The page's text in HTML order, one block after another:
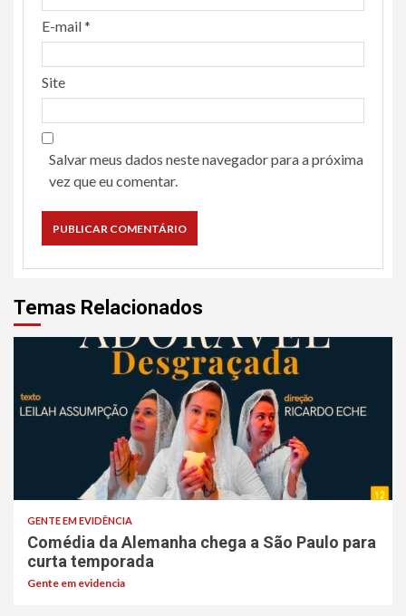
E-mail*
Site
Salvar meus dados neste navegador para a próxima
vez que eu comentar.
Temas Relacionados
GENTE EM EVIDÊNCIA
Comédia da Alemanha chega a São Paulo para
curta temporada
Gente em evidencia